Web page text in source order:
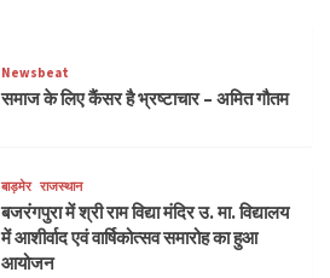
Newsbeat
समाज के लिए कैंसर है भ्रष्टाचार – अमित गौतम
बाड़मेर राजस्थान
बजरंगपुरा में श्री राम विद्या मंदिर उ. मा. विद्यालय
में आशीर्वाद एवं वार्षिकोत्सव समारोह का हुआ
आयोजन